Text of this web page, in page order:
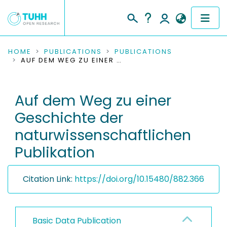
COMMUNITIES & COLLECTIONS
RESEARCH DATA
PEOPLE
INSTITUTIONS
HOME PUBLICATIONS
PUBLICATIONS
AUF DEM WEG ZU EINER GESCHICHTE DER NATURWISSENSCHAFTLICHEN PUBLIKATION
Auf dem Weg zu einer
Geschichte der
naturwissenschaftlichen
Publikation
Citation Link: https://doi.org/10.15480/882.366
Basic Data Publication